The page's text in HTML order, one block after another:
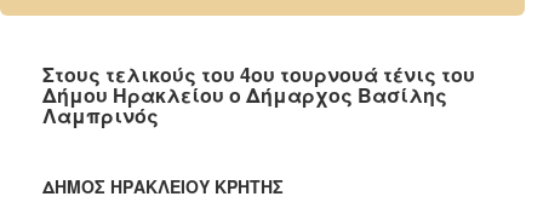
2024
2022
2021
Στους τελικούς του 4ου τουρνουά τένις του
Δήμου Ηρακλείου ο Δήμαρχος Βασίλης
Λαμπρινός
ΔΗΜΟΣ ΗΡΑΚΛΕΙΟΥ ΚΡΗΤΗΣ